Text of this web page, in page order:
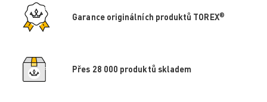
Garance originálních produktů TOREX®
Přes 28 000 produktů skladem